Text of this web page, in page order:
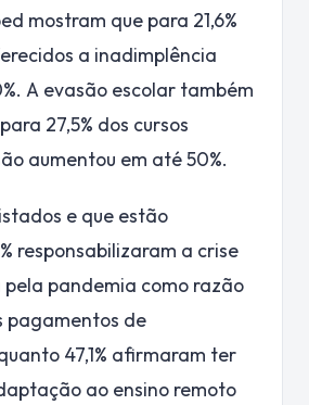
mostram que para 21,6%
a inadimplência
A evasão escolar também
27,5% dos cursos
aumentou em até 50%.
e que estão
responsabilizaram a crise
pandemia como razão
pagamentos de
47,1% afirmaram ter
ao ensino remoto